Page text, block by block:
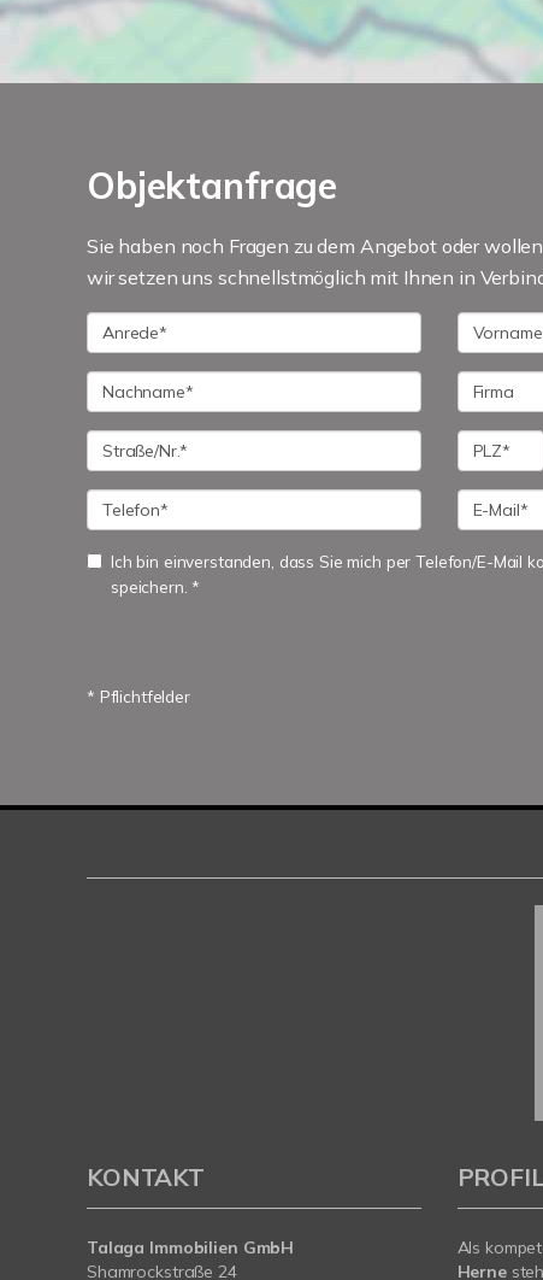
Objektanfrage
Sie haben noch Fragen zu dem Angebot oder
wir setzen uns schnellstmöglich mit Ihnen in
Ich bin einverstanden, dass Sie mich per Telefon/E-Mail
speichern. *
* Pflichtfelder
KONTAKT
Talaga Immobilien GmbH
Shamrockstraße 24
PROFIL
Als
Herne